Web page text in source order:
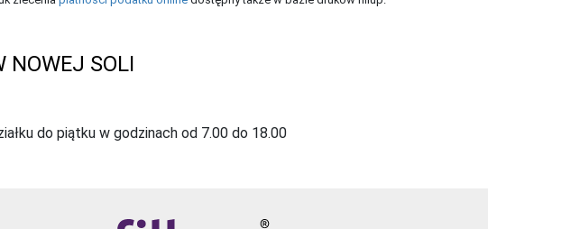
NOWEJ SOLI
do piątku w godzinach od 7.00 do 18.00